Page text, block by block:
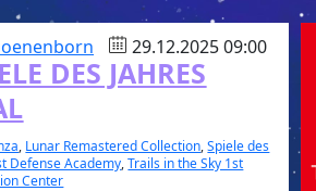
29.12.2025 09:00
DES JAHRES
, Lunar Remastered Collection,Spiele des
Defense Academy,Trails in the Sky 1st
Center